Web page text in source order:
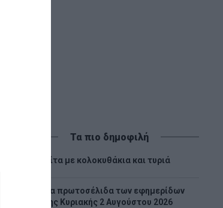
Τα πιο δημοφιλή
Πίτα με κολοκυθάκια και τυριά
Tα πρωτοσέλιδα των εφημερίδων
της Κυριακής 2 Αυγούστου 2026